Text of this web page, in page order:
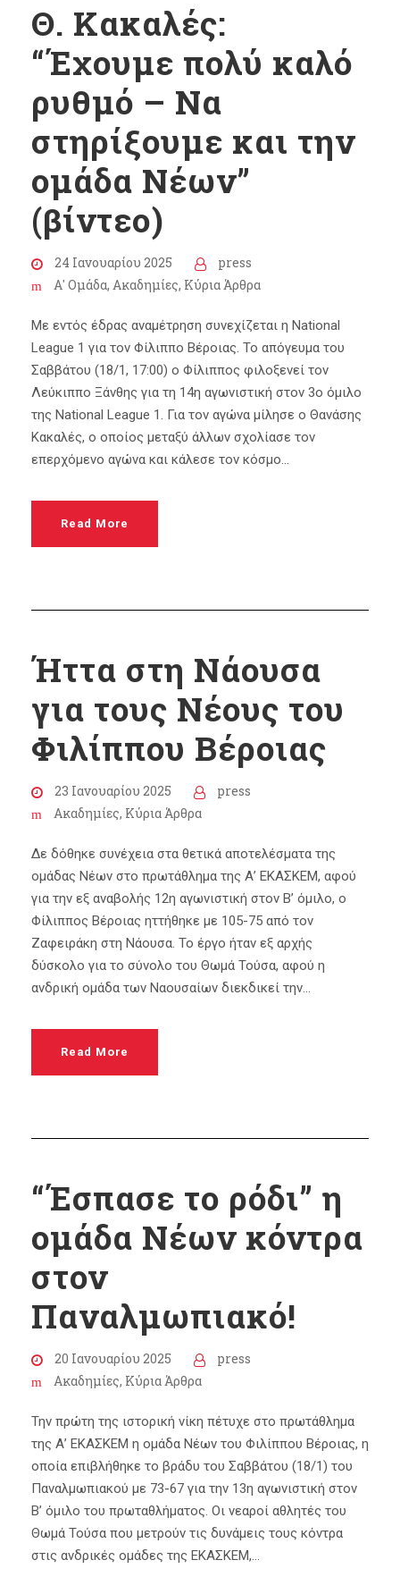
Θ. Κακαλές:
“Έχουμε πολύ καλό
ρυθμό – Να
στηρίξουμε και την
ομάδα Νέων”
(βίντεο)
24 Ιανουαρίου 2025
press
Α' Ομάδα, Ακαδημίες, Κύρια Άρθρα
Με εντός έδρας αναμέτρηση συνεχίζεται η National
League 1 για τον Φίλιππο Βέροιας. Το απόγευμα του
Σαββάτου (18/1, 17:00) ο Φίλιππος φιλοξενεί τον
Λεύκιππο Ξάνθης για τη 14η αγωνιστική στον 3ο όμιλο
της National League 1. Για τον αγώνα μίλησε ο Θανάσης
Κακαλές, ο οποίος μεταξύ άλλων σχολίασε τον
επερχόμενο αγώνα και κάλεσε τον κόσμο...
Read More
Ήττα στη Νάουσα
για τους Νέους του
Φιλίππου Βέροιας
23 Ιανουαρίου 2025
press
Ακαδημίες, Κύρια Άρθρα
Δε δόθηκε συνέχεια στα θετικά αποτελέσματα της
ομάδας Νέων στο πρωτάθλημα της Α’ ΕΚΑΣΚΕΜ, αφού
για την εξ αναβολής 12η αγωνιστική στον Β’ όμιλο, ο
Φίλιππος Βέροιας ηττήθηκε με 105-75 από τον
Ζαφειράκη στη Νάουσα. Το έργο ήταν εξ αρχής
δύσκολο για το σύνολο του Θωμά Τούσα, αφού η
ανδρική ομάδα των Ναουσαίων διεκδικεί την...
Read More
“Έσπασε το ρόδι” η
ομάδα Νέων κόντρα
στον
Παναλμωπιακό!
20 Ιανουαρίου 2025
press
Ακαδημίες, Κύρια Άρθρα
Την πρώτη της ιστορική νίκη πέτυχε στο πρωτάθλημα
της Α’ ΕΚΑΣΚΕΜ η ομάδα Νέων του Φιλίππου Βέροιας, η
οποία επιβλήθηκε το βράδυ του Σαββάτου (18/1) του
Παναλμωπιακού με 73-67 για την 13η αγωνιστική στον
Β’ όμιλο του πρωταθλήματος. Οι νεαροί αθλητές του
Θωμά Τούσα που μετρούν τις δυνάμεις τους κόντρα
στις ανδρικές ομάδες της ΕΚΑΣΚΕΜ,...